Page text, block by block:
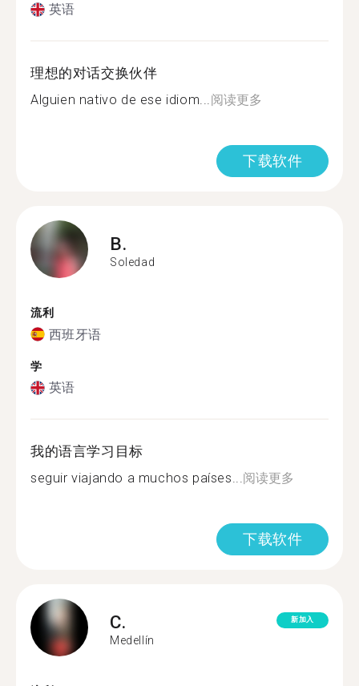
英语
理想的对话交换伙伴
Alguien nativo de ese idiom...阅读更多
下载软件
B.
Soledad
流利
西班牙语
学
英语
我的语言学习目标
seguir viajando a muchos países...阅读更多
下载软件
C.
Medellín
新加入